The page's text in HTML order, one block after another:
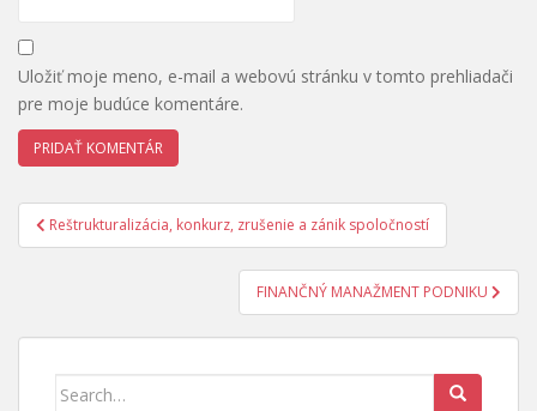
Uložiť moje meno, e-mail a webovú stránku v tomto prehliadači
pre moje budúce komentáre.
Navigácia
v
Reštrukturalizácia, konkurz, zrušenie a zánik spoločností
FINANČNÝ MANAŽMENT PODNIKU
Search